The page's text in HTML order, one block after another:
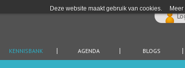
Deze website maakt gebruik van cookies.
KENNISBANK AGENDA BLOGS